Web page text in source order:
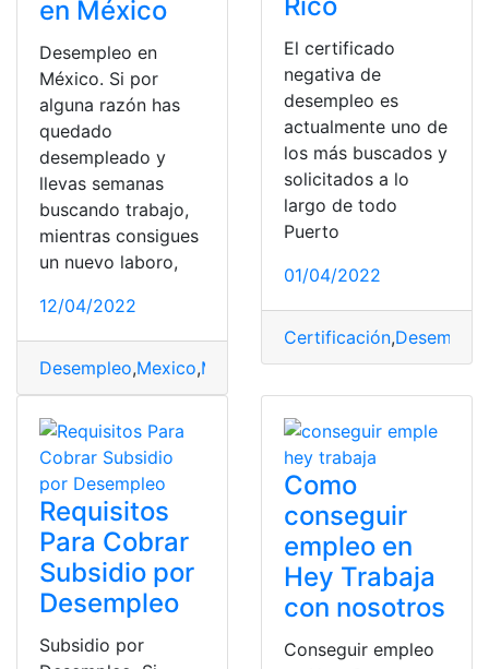
en México
Desempleo en
México. Si por
alguna razón has
quedado
desempleado y
llevas semanas
buscando trabajo,
mientras consigues
un nuevo laboro,
12/04/2022
Desempleo,Mexico,México ,Requisitos,Seguro de
El certificado
negativa de
desempleo es
actualmente uno de
los más buscados y
solicitados a lo
largo de todo
Puerto
01/04/2022
Certificación,Desempleo
Requisitos
Para Cobrar
Subsidio por
Desempleo
Subsidio por
Como
conseguir
empleo en
Hey Trabaja
con nosotros
Conseguir empleo